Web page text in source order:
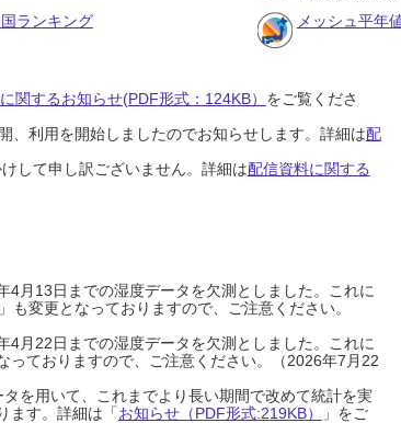
ランキング メッシュ平年
関するお知らせ(PDF形式：124KB） をご覧くださ
、利用を開始しましたのでお知らせします。詳細は配
して申し訳ございません。詳細は配信資料に関する
月13日までの湿度データを欠測としました。これに
変更となっておりますので、ご注意ください。
月22日までの湿度データを欠測としました。これに
ておりますので、ご注意ください。（2026年7月22
を用いて、これまでより長い期間で改めて統計を実
ます。詳細は「お知らせ（PDF形式:219KB）
」をご